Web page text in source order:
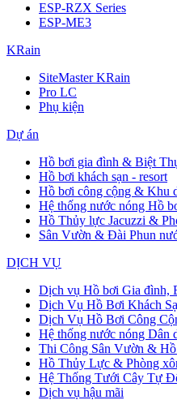
ESP-RZX Series
ESP-ME3
KRain
SiteMaster KRain
Pro LC
Phụ kiện
Dự án
Hồ bơi gia đình & Biệt
Hồ bơi khách sạn - resort
Hồ bơi công cộng & Khu
Hệ thống nước nóng Hồ
Hồ Thủy lực Jacuzzi &
Sân Vườn & Đài Phun
DỊCH VỤ
Dịch vụ Hồ bơi Gia đình,
Dịch Vụ Hồ Bơi Khách
Dịch Vụ Hồ Bơi Công
Hệ thống nước nóng Dân
Thi Công Sân Vườn & Hồ
Hồ Thủy Lực & Phòng
Hệ Thống Tưới Cây Tự
Dịch vụ hậu mãi